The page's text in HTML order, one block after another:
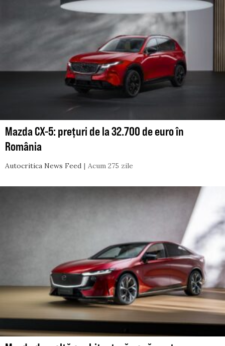
Mazda CX-5: prețuri de la 32.700 de euro în
România
Autocritica News Feed Acum 275 zile